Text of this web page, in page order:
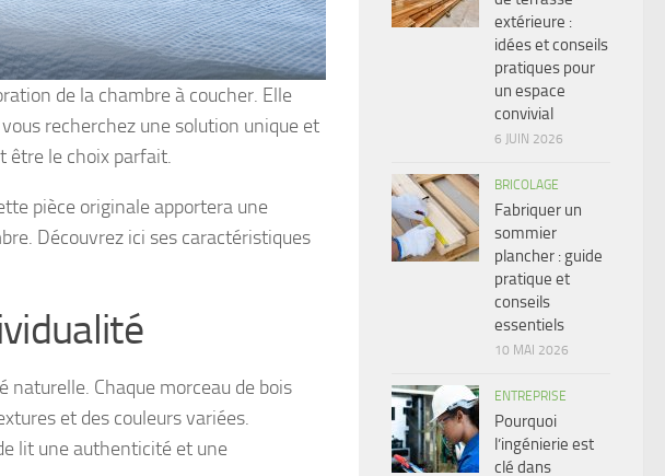
de la chambre à coucher. Elle
recherchez une solution unique et
être le choix parfait.
pièce originale apportera une
Découvrez ici ses caractéristiques
naturelle. Chaque morceau de bois
et des couleurs variées.
lit une authenticité et une
extérieure :
idées et conseils
pratiques pour
un espace
convivial
6 JUIN 2026
BRICOLAGE
Fabriquer un
sommier
plancher : guide
pratique et
conseils
essentiels
10 MAI 2026
ENTREPRISE
Pourquoi
l’ingénierie est
clé dans